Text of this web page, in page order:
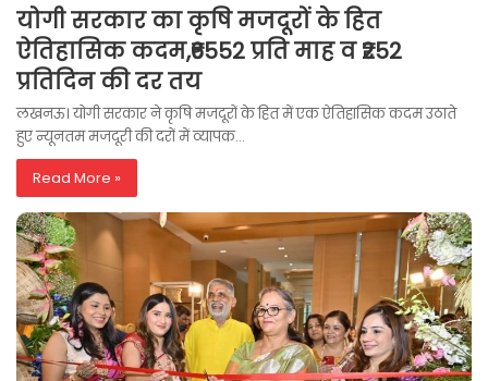
योगी सरकार का कृषि मजदूरों के हित
ऐतिहासिक कदम,₹6552 प्रति माह व ₹252
प्रतिदिन की दर तय
लखनऊ। योगी सरकार ने कृषि मजदूरों के हित में एक ऐतिहासिक कदम उठाते
हुए न्यूनतम मजदूरी की दरों में व्यापक…
Read More »